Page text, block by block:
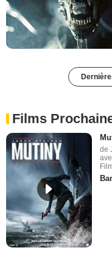
Films
de